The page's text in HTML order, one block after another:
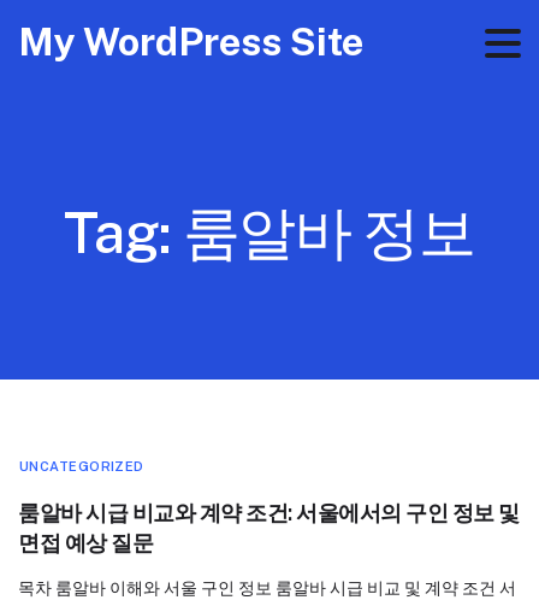
My WordPress Site
Tag: 룸알바 정보
UNCATEGORIZED
룸알바 시급 비교와 계약 조건: 서울에서의 구인 정보 및
면접 예상 질문
목차 룸알바 이해와 서울 구인 정보 룸알바 시급 비교 및 계약 조건 서